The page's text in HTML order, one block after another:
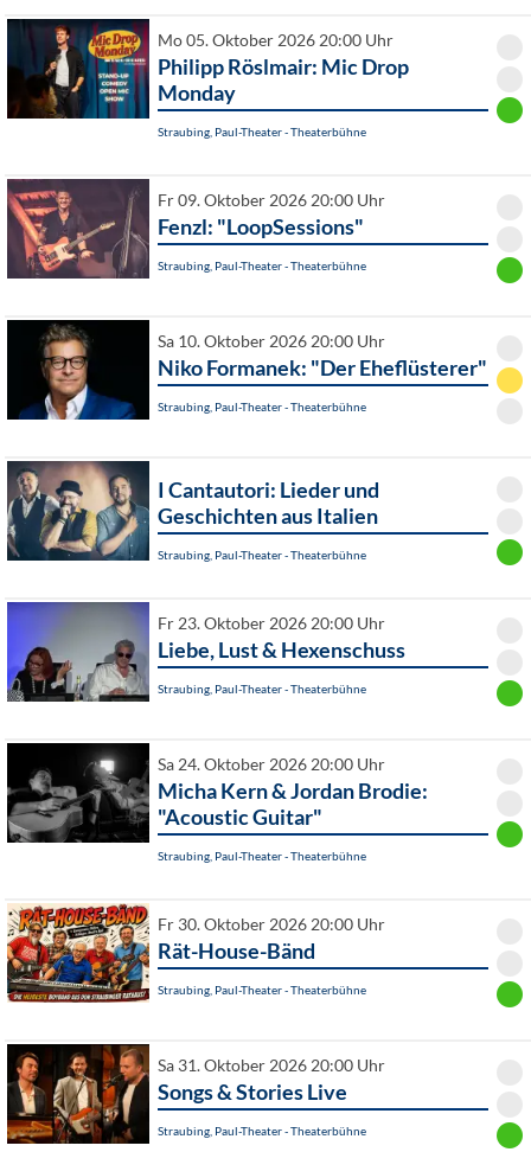
Mo 05. Oktober 2026 20:00 Uhr
Philipp Röslmair: Mic Drop
Monday
Straubing, Paul-Theater - Theaterbühne
Fr 09. Oktober 2026 20:00 Uhr
Fenzl: "LoopSessions"
Straubing, Paul-Theater - Theaterbühne
Sa 10. Oktober 2026 20:00 Uhr
Niko Formanek: "Der Eheflüsterer"
Straubing, Paul-Theater - Theaterbühne
I Cantautori: Lieder und
Geschichten aus Italien
Straubing, Paul-Theater - Theaterbühne
Fr 23. Oktober 2026 20:00 Uhr
Liebe, Lust & Hexenschuss
Straubing, Paul-Theater - Theaterbühne
Sa 24. Oktober 2026 20:00 Uhr
Micha Kern & Jordan Brodie:
"Acoustic Guitar"
Straubing, Paul-Theater - Theaterbühne
Fr 30. Oktober 2026 20:00 Uhr
Rät-House-Bänd
Straubing, Paul-Theater - Theaterbühne
Sa 31. Oktober 2026 20:00 Uhr
Songs & Stories Live
Straubing, Paul-Theater - Theaterbühne